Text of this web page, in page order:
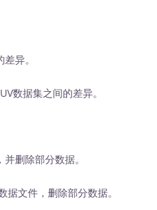
异。
数据集之间的差异。
删除部分数据。
文件，删除部分数据。